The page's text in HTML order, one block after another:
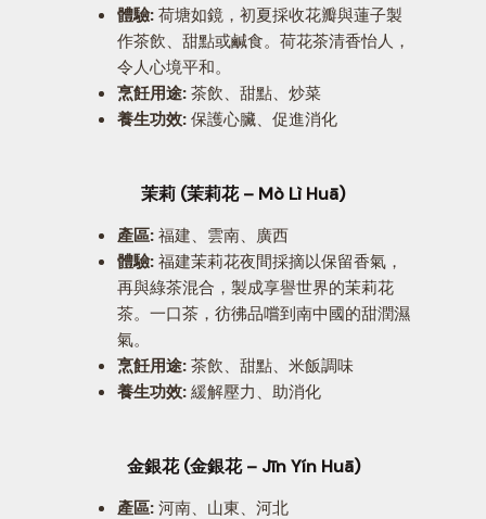
體驗: 荷塘如鏡，初夏採收花瓣與蓮子製
作茶飲、甜點或鹹食。荷花茶清香怡人，
令人心境平和。
烹飪用途: 茶飲、甜點、炒菜
養生功效: 保護心臟、促進消化
茉莉 (茉莉花 – Mò Lì Huā)
產區: 福建、雲南、廣西
體驗: 福建茉莉花夜間採摘以保留香氣，
再與綠茶混合，製成享譽世界的茉莉花
茶。一口茶，彷彿品嚐到南中國的甜潤濕
氣。
烹飪用途: 茶飲、甜點、米飯調味
養生功效: 緩解壓力、助消化
金銀花 (金銀花 – Jīn Yín Huā)
產區: 河南、山東、河北